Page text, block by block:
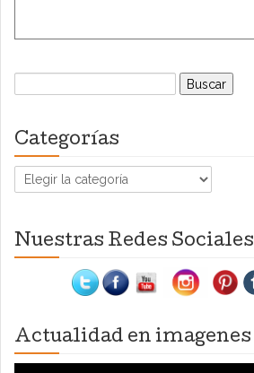
Buscar:
Categorías
Categorías
Nuestras Redes Sociales
Actualidad en imagenes